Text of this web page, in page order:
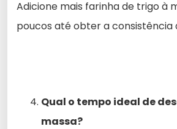
Adicione mais farinha de trigo à
poucos até obter a consistência
Qual o tempo ideal de
massa?